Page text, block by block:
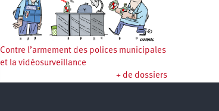
Contre l’armement des polices municipales
et la vidéosurveillance
+ de dossiers